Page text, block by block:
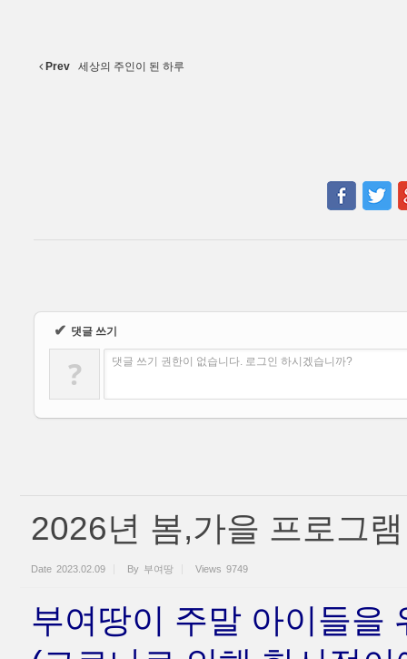
Prev 세상의 주인이 된 하루
✔ 댓글 쓰기
? 댓글 쓰기 권한이 없습니다. 로그인 하시겠습니까?
2026년 봄,가을 프로그램
Date 2023.02.09 By 부여땅 Views 9749
부여땅이 주말 아이들을